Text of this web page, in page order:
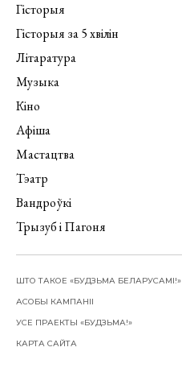
Гісторыя
Гісторыя за 5 хвілін
Літаратура
Музыка
Кіно
Афіша
Мастацтва
Тэатр
Вандроўкі
Трызуб і Пагоня
ШТО ТАКОЕ «БУДЗЬМА БЕЛАРУСАМІ!»
АСОБЫ КАМПАНІІ
УСЕ ПРАЕКТЫ «БУДЗЬМА!»
КАРТА САЙТА